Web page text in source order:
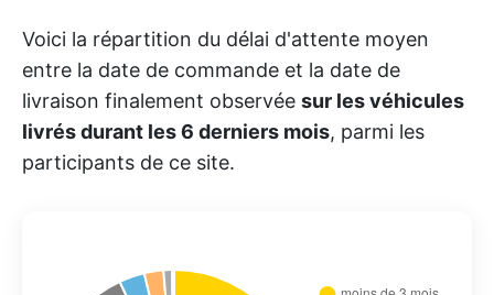
Voici la répartition du délai d'attente moyen
entre la date de commande et la date de
livraison finalement observée sur les véhicules
livrés durant les 6 derniers mois, parmi les
participants de ce site.